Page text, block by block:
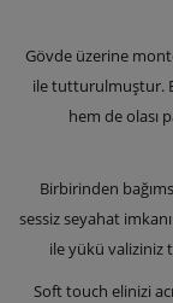
Gövde üzerine
ile tutturulmuştur.
hem de olası
Birbirinden
sessiz seyahat
ile yükü valiziniz
Soft touch elinizi